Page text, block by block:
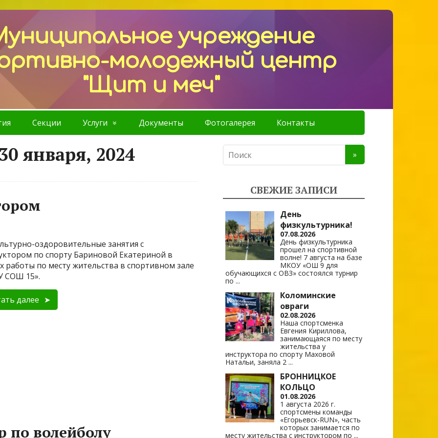
учреждение
молодежный центр
"Щит и меч"
Секции Услуги Документы Фотогалерея Контакты
января, 2024
оздоровительные занятия с
по спорту Бариновой Екатериной в
работы по месту жительства в спортивном зале
СОШ 15».
далее
по волейболу
СВЕЖИЕ ЗАПИСИ
День
физкультурника!
07.08.2026
День физкультурника
прошел на спортивной
волне! 7 августа на базе
МКОУ «ОШ 9 для
обучающихся с ОВЗ» состоялся турнир
по...
Коломинские
овраги
02.08.2026
Наша спортсменка
Евгения Кириллова,
занимающаяся по месту
жительства у
инструктора по спорту Маховой
Натальи, заняла 2 ...
БРОННИЦКОЕ
КОЛЬЦО
01.08.2026
1 августа 2026 г.
спортсмены команды
«Егорьевск-RUN», часть
которых занимается по
месту жительства с инструктором по ...